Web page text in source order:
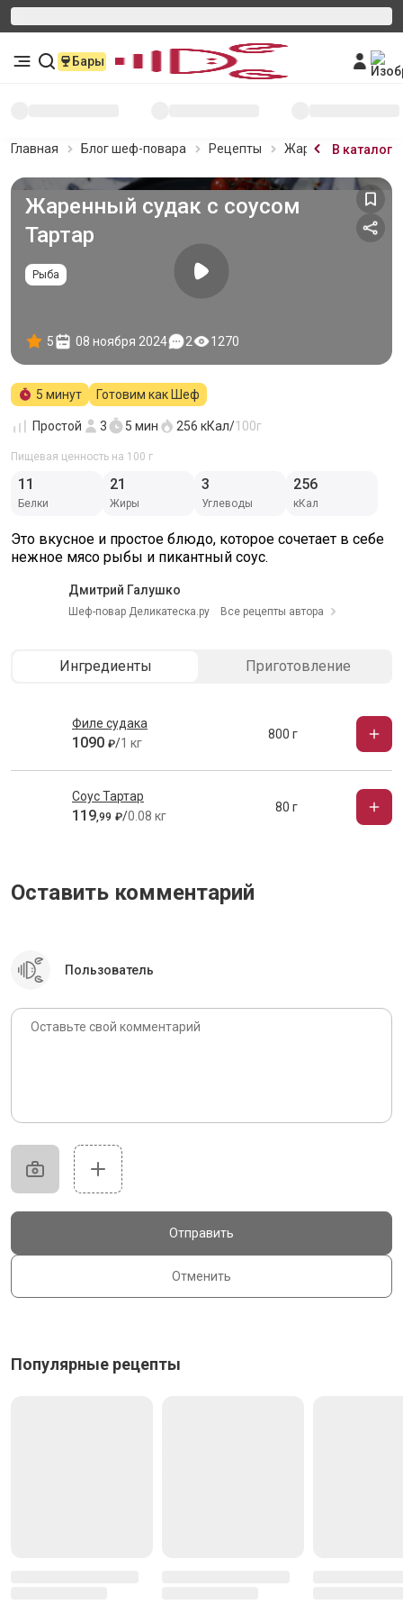
Бары
Главная Блог шеф-повара Рецепты Жаренный судак с
В каталог
Жаренный судак с соусом
Тартар
Рыба
5 08 ноября 2024 2 1270
5 минут Готовим как Шеф
Простой 3 5 мин 256 кКал/100г
Пищевая ценность на 100 г
11
Белки
21
Жиры
3
Углеводы
256
кКал
Это вкусное и простое блюдо, которое сочетает в себе
нежное мясо рыбы и пикантный соус.
Дмитрий Галушко
Шеф-повар Деликатеска.ру Все рецепты автора
Ингредиенты Приготовление
Филе судака
1090 ₽/1 кг
800 г
Соус Тартар
119,99 ₽/0.08 кг
80 г
Оставить комментарий
Пользователь
Отменить
Отправить
Популярные рецепты